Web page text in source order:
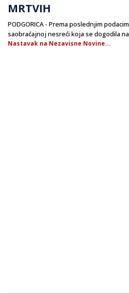
MRTVIH
PODGORICA - Prema poslednjim
saobraćajnoj nesreći koja se dogodila
Nastavak na Nezavisne Novine...